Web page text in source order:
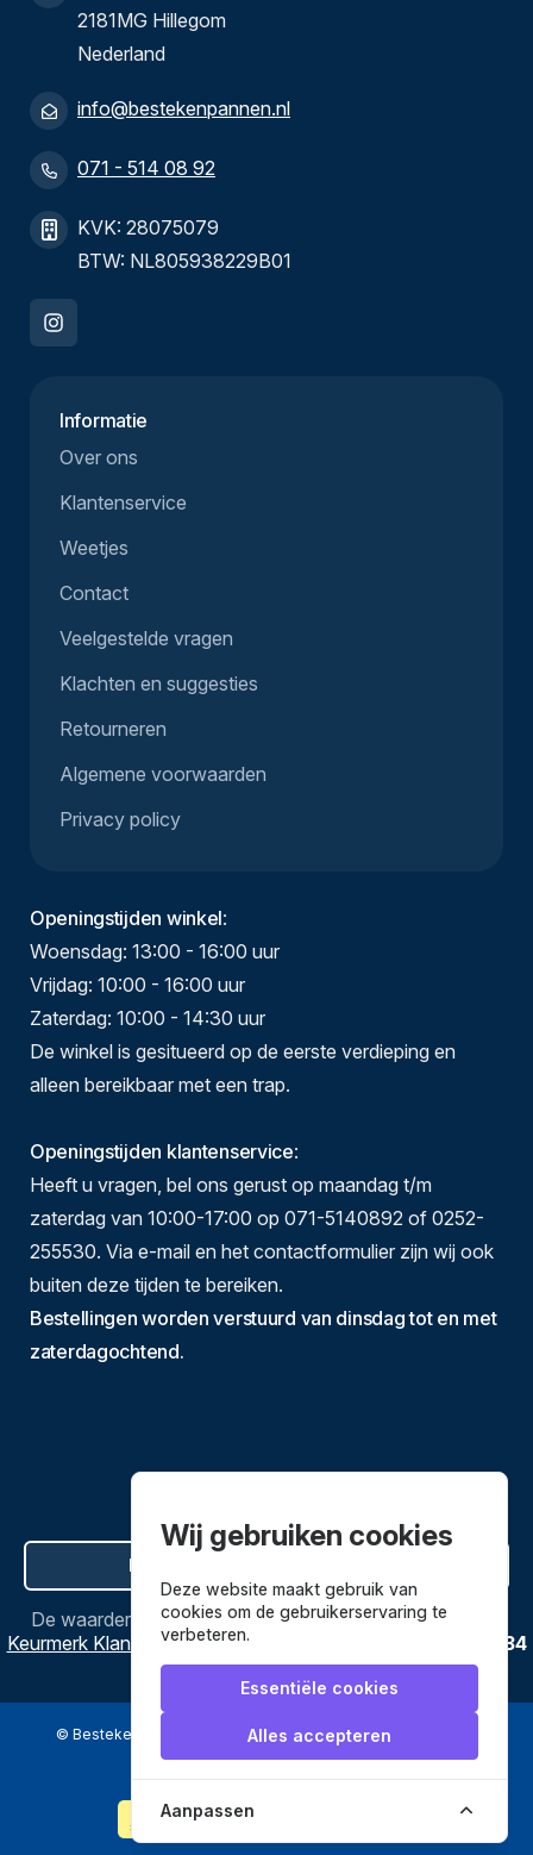
2181MG Hillegom
Nederland
info@bestekenpannen.nl
071 - 514 08 92
KVK: 28075079
BTW: NL805938229B01
Informatie
Over ons
Klantenservice
Weetjes
Contact
Veelgestelde vragen
Klachten en suggesties
Retourneren
Algemene voorwaarden
Privacy policy
Openingstijden winkel:
Woensdag: 13:00 - 16:00 uur
Vrijdag: 10:00 - 16:00 uur
Zaterdag: 10:00 - 14:30 uur
De winkel is gesitueerd op de eerste verdieping en
alleen bereikbaar met een trap.
Openingstijden klantenservice:
Heeft u vragen, bel ons gerust op maandag t/m
zaterdag van 10:00-17:00 op 071-5140892 of 0252-
255530. Via e-mail en het contactformulier zijn wij ook
buiten deze tijden te bereiken.
Bestellingen worden verstuurd van dinsdag tot en met
zaterdagochtend.
Hier de overeenkomst ontbinden
De waardering vanBestekenpannen.nlbijWebwinkel
Keurmerk Klantbeoordelingen
3634
reviews.
© Bestekenpannen.nl 2026 een webshop van
Wij gebruiken cookies
Deze website maakt gebruik van
cookies om de gebruikerservaring te
verbeteren.
Essentiële cookies
Alles accepteren
Aanpassen